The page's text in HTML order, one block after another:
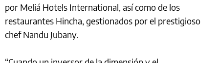
por Meliá Hotels International, así como de los
restaurantes Hincha, gestionados por el prestigioso
chef Nandu Jubany.